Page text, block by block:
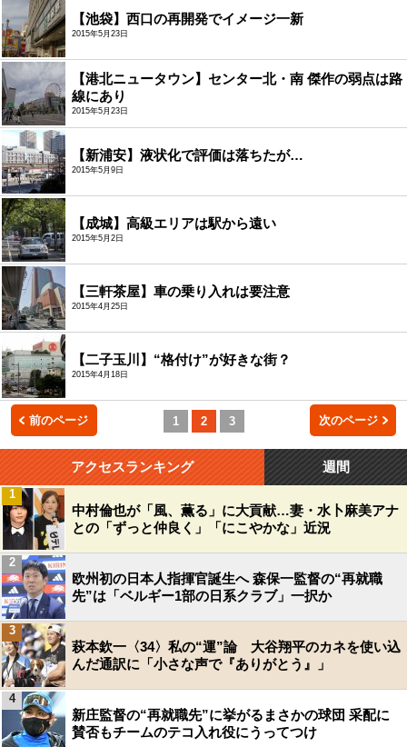
【池袋】西口の再開発でイメージ一新
2015年5月23日
【港北ニュータウン】センター北・南 傑作の弱点は路
線にあり
2015年5月23日
【新浦安】液状化で評価は落ちたが…
2015年5月9日
【成城】高級エリアは駅から遠い
2015年5月2日
【三軒茶屋】車の乗り入れは要注意
2015年4月25日
【二子玉川】“格付け”が好きな街？
2015年4月18日
前のページ 1 2 3 次のページ
アクセスランキング 週間
中村倫也が「風、薫る」に大貢献…妻・水卜麻美アナ
との「ずっと仲良く」「にこやかな」近況
1
欧州初の日本人指揮官誕生へ 森保一監督の“再就職
先”は「ベルギー1部の日系クラブ」一択か
2
萩本欽一〈34〉私の“運”論 大谷翔平のカネを使い込
んだ通訳に「小さな声で『ありがとう』」
3
新庄監督の“再就職先”に挙がるまさかの球団 采配に
賛否もチームのテコ入れ役にうってつけ
4